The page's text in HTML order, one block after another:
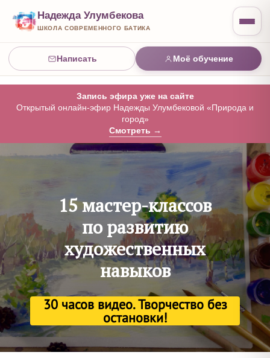
Надежда Улумбекова
ШКОЛА СОВРЕМЕННОГО БАТИКА
Написать Моё обучение
Запись эфира уже на сайте
Открытый онлайн-эфир Надежды Улумбековой «Природа и
город»
Смотреть →
15 мастер-классов
по развитию
художественных
навыков
30 часов видео. Творчество без
остановки!